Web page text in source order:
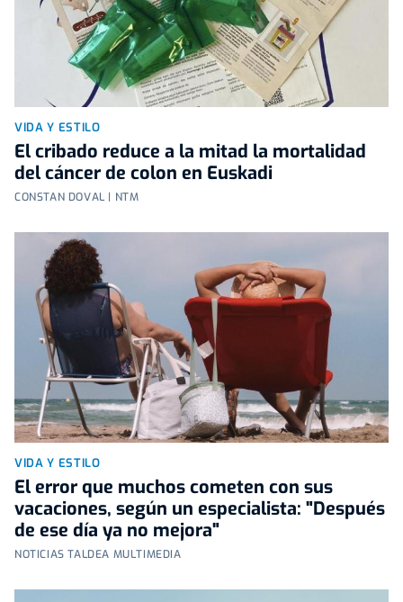
VIDA Y ESTILO
El cribado reduce a la mitad la mortalidad
del cáncer de colon en Euskadi
CONSTAN DOVAL | NTM
VIDA Y ESTILO
El error que muchos cometen con sus
vacaciones, según un especialista: "Después
de ese día ya no mejora"
NOTICIAS TALDEA MULTIMEDIA